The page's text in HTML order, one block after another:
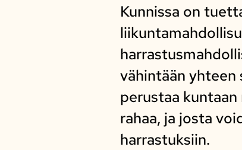
Kunnissa on
vähintään yhteen
perustaa
rahaa, ja josta
harrastuksiin.